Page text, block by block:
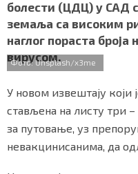
b
o
o
k
t
e
r
s
A
p
p
r
болести (ЦДЦ) у САД
земаља са високим
наглог пораста
вирусом.
Фото: Unsplash/x3me
У новом извештају који
стављена на листу три
за путовање, уз
невакцинисанима, да
СПЕЦИЈАЛИ
БЛОГ
СВЕТ
ЖИВОТ И СТИЛ